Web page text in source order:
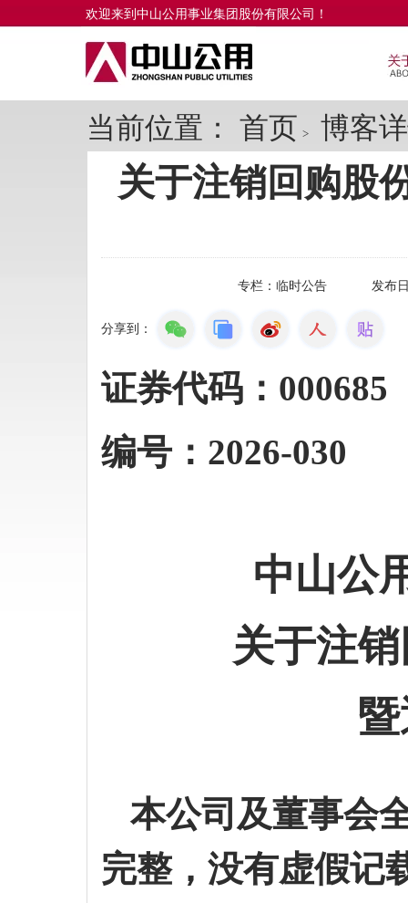
欢迎来到中山公用事业集团股份有限公司！
当前位置： 首页 > 博客
关于注销回购股
专栏： 临时公告 发布
分享到：
证券代码：
编号： 2026-030
中山公
关于注
本公司及董事会
完整，没有虚假记